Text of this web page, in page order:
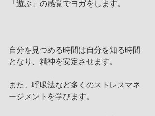
「遊ぶ」の感覚でヨガをします。
自分を見つめる時間は自分を知る時間
となり、精神を安定させます。
また、呼吸法など多くのストレスマネ
ージメントを学びます。